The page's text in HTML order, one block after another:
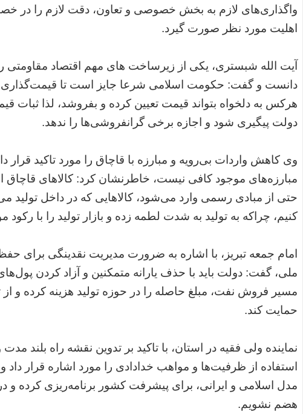
واگذاری‌های لازم به بخش خصوصی و تعاون، دقت لازم را در
اهلیت مورد نظر صورت گیرد.
آیت الله شبستری، یکی از زیرساخت های مهم اقتصاد مقاومتی
دانست و گفت: حکومت اسلامی شرعا جایز است تا قیمت‌گذاری
هرکس به دلخواه بتواند قیمت تعیین کرده و بفروشد، لذا ثبات
دولت پیگیری شود و اجازه برخی گرانفروشی‌ها را ندهد.
وی کاهش واردات بی‌رویه و مبارزه با قاچاق را مورد تاکید قرار
مبارزه‌های موجود کافی نیست، خاطر‌نشان کرد: کالاهای قاچاق
حتی از مبادی رسمی وارد می‌شود، کالاهایی که در داخل تولید
کنیم، چراکه به تولید به شدت لطمه زده و بازار تولید را با رکود
امام جمعه تبریز، با اشاره به ضرورت مدیریت نقدینگی برای
ملی، گفت: دولت باید با حذف یارانه متمکنین و آزاد کردن
مسیر فروش نفت، مبلغ حاصله را در حوزه تولید هزینه کرده و از
حمایت کند.
نماینده ولی فقیه در استان، با تاکید بر تدوین نقشه راه بلند
استفاده از ظرفیت‌ها و مواهب خدادادی را مورد اشاره قرار داد و
مدل اسلامی و ایرانی، برای پیشرفت کشور برنامه‌ریزی کرده و
هضم نشویم.